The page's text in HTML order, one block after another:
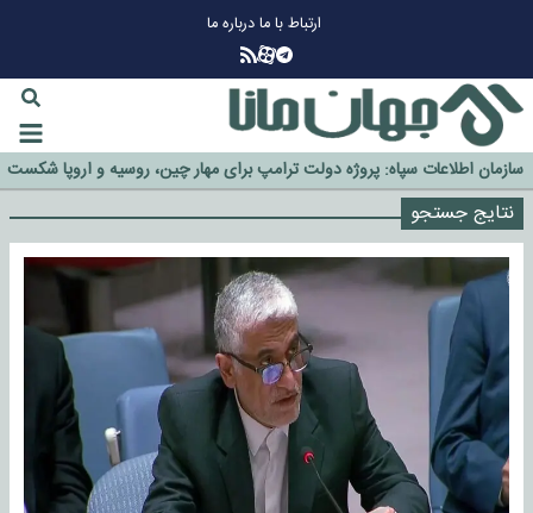
ارتباط با مادرباره ما
گزینه جدایی اوسمار روی میز مدیران پرسپولیس
آیا رئیس جمهور آمریکا قانون را دور می‌زند؟
اخراج رسمی چهره نامدار از پرسپولیس
سازمان اطلاعات سپاه: پروژه دولت ترامپ برای مهار چین، روسیه و اروپا شکست
خورد
نتایج جستجو